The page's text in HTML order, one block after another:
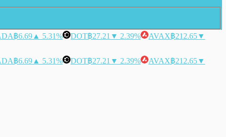
฿6.69 ▲ 5.31% DOT฿27.21 ▼ 2.39% AVAX฿212.65▼
฿6.69 ▲ 5.31% DOT฿27.21 ▼ 2.39% AVAX฿212.65▼